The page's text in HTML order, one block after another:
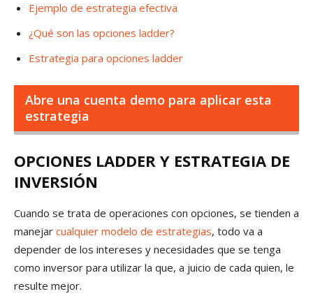
Ejemplo de estrategia efectiva
¿Qué son las opciones ladder?
Estrategia para opciones ladder
Abre una cuenta demo para aplicar esta
estrategia
OPCIONES LADDER Y ESTRATEGIA DE
INVERSIÓN
Cuando se trata de operaciones con opciones, se tienden a
manejar cualquier modelo de estrategias, todo va a
depender de los intereses y necesidades que se tenga
como inversor para utilizar la que, a juicio de cada quien, le
resulte mejor.